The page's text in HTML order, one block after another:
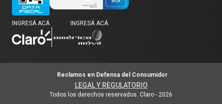
INGRESÁ ACÁ INGRESÁ ACÁ
Todos los derechos reservados. Claro - 2026
LEGAL Y REGULATORIO
Reclamos en Defensa del Consumidor